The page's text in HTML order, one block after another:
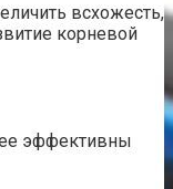
всхожесть,
корневой
эффективны